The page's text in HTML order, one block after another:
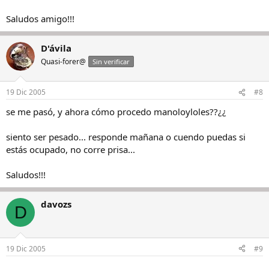
Saludos amigo!!!
D'ávila
Quasi-forer@ Sin verificar
19 Dic 2005 #8
se me pasó, y ahora cómo procedo manoloyloles??¿¿
siento ser pesado... responde mañana o cuendo puedas si
estás ocupado, no corre prisa...
Saludos!!!
D davozs
19 Dic 2005 #9